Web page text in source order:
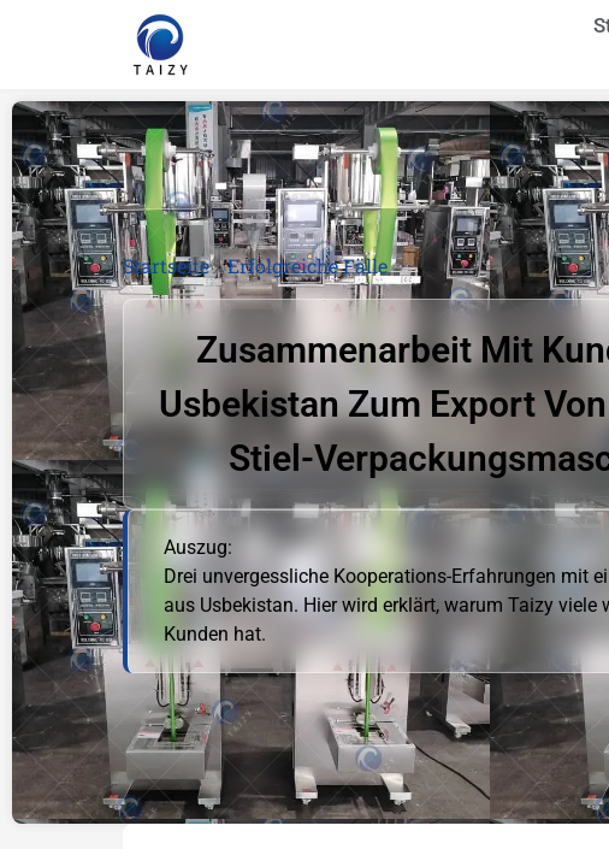
Startseite»Erfolgreiche Fälle
Zusammenarbeit Mit
Usbekistan Zum Export
Stiel-
Auszug:
Drei unvergessliche Kooperations-Erfahrungen mit
aus Usbekistan. Hier wird erklärt, warum Taizy viele
Kunden hat.